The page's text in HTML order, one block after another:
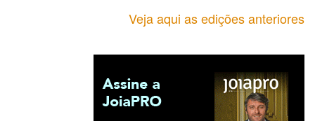
Veja aqui as edições anteriores